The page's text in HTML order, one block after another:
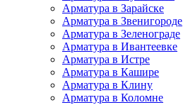
Арматура в Зарайске
Арматура в Звенигороде
Арматура в Зеленограде
Арматура в Ивантеевке
Арматура в Истре
Арматура в Кашире
Арматура в Клину
Арматура в Коломне